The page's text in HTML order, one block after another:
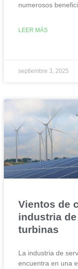
numerosos
LEER MÁS
septiembre 3, 2025
Vientos de
industria
turbinas
La industria de
encuentra en una